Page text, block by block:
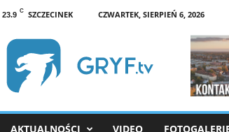
23.9 C SZCZECINEK
CZWARTEK, SIERPIEŃ 6, 2026
AKTUALNOŚCI VIDEO